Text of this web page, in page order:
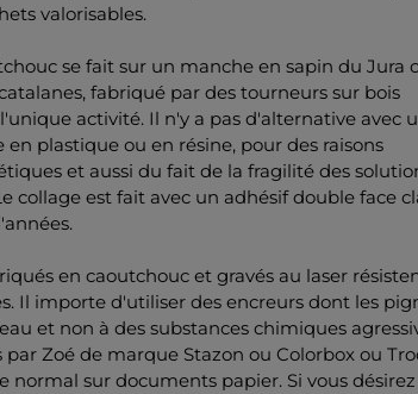
valorisables.
se fait sur un manche en sapin du Jura
fabriqué par des tourneurs sur bois
activité. Il n'y a pas d'alternative avec
plastique ou en résine, pour des raisons
et aussi du fait de la fragilité des
collage est fait avec un adhésif double face
en caoutchouc et gravés au laser
Il importe d'utiliser des encreurs dont les
et non à des substances chimiques
par Zoé de marque Stazon ou Colorbox ou
normal sur documents papier. Si vous désirez